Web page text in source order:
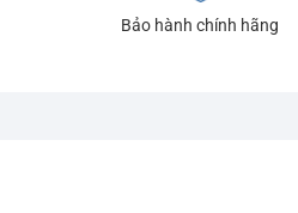
Bảo hành chính hãng